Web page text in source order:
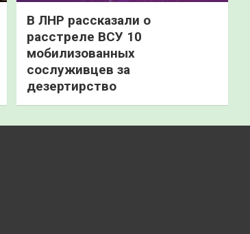
В ЛНР рассказали о
расстреле ВСУ 10
мобилизованных
сослуживцев за
дезертирство